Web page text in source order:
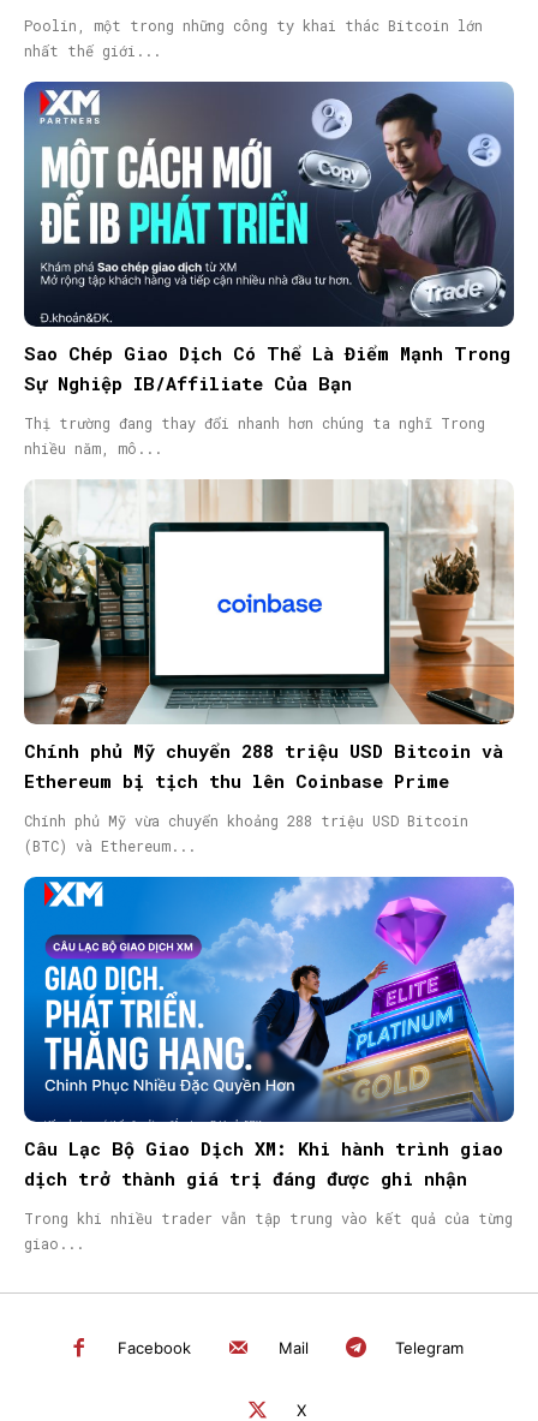
Poolin, một trong những công ty khai thác Bitcoin lớn
nhất thế giới...
Sao Chép Giao Dịch Có Thể Là Điểm Mạnh Trong
Sự Nghiệp IB/Affiliate Của Bạn
Thị trường đang thay đổi nhanh hơn chúng ta nghĩ Trong
nhiều năm, mô...
Chính phủ Mỹ chuyển 288 triệu USD Bitcoin và
Ethereum bị tịch thu lên Coinbase Prime
Chính phủ Mỹ vừa chuyển khoảng 288 triệu USD Bitcoin
(BTC) và Ethereum...
Câu Lạc Bộ Giao Dịch XM: Khi hành trình giao
dịch trở thành giá trị đáng được ghi nhận
Trong khi nhiều trader vẫn tập trung vào kết quả của từng
giao...
Facebook Mail Telegram
X